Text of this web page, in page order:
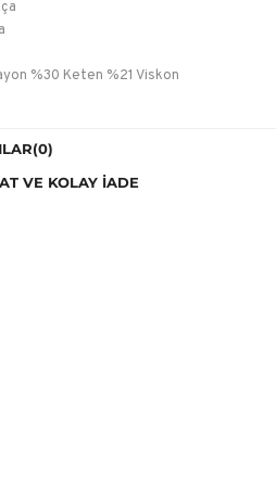
%30 Keten %21 Viskon
(0)
VE KOLAY İADE